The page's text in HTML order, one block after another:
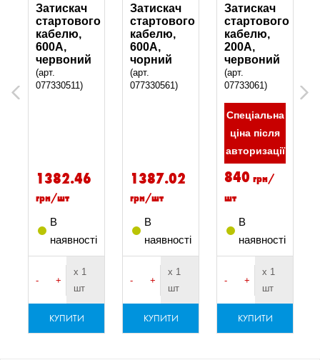
Previous
Затискач
стартового
кабелю,
600A,
червоний
(арт.
077330511)
1382.46
грн/шт
В
наявності
- +
х 1
шт
КУПИТИ
Затискач
стартового
кабелю,
600A,
чорний
(арт.
077330561)
1387.02
грн/шт
В
наявності
- +
х 1
шт
КУПИТИ
Затискач
стартового
кабелю,
200A,
червоний
(арт.
07733061)
Спеціальна
ціна після
авторизації
840 грн/
шт
В
наявності
- +
х 1
шт
КУПИТИ
Next